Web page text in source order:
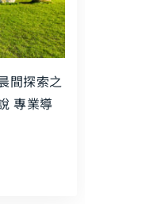
間探索之
專業導